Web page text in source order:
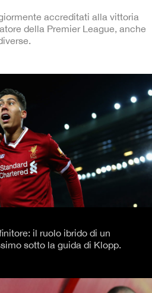
accreditati alla vittoria
della Premier League, anche
il ruolo ibrido di un
sotto la guida di Klopp.